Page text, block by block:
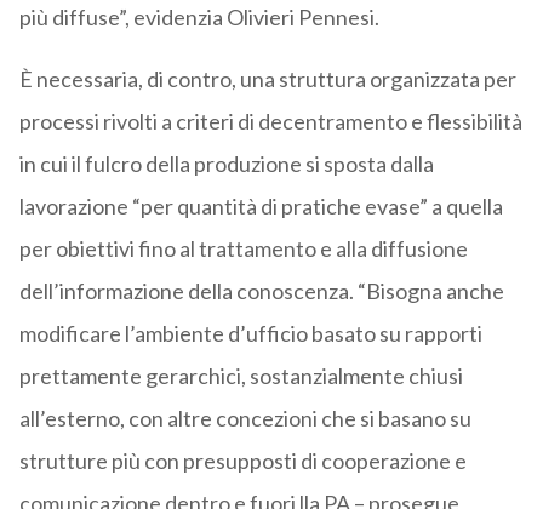
più diffuse”, evidenzia Olivieri Pennesi.
È necessaria, di contro, una struttura organizzata per
processi rivolti a criteri di decentramento e flessibilità
in cui il fulcro della produzione si sposta dalla
lavorazione “per quantità di pratiche evase” a quella
per obiettivi fino al trattamento e alla diffusione
dell’informazione della conoscenza. “Bisogna anche
modificare l’ambiente d’ufficio basato su rapporti
prettamente gerarchici, sostanzialmente chiusi
all’esterno, con altre concezioni che si basano su
strutture più con presupposti di cooperazione e
comunicazione dentro e fuori lla PA – prosegue